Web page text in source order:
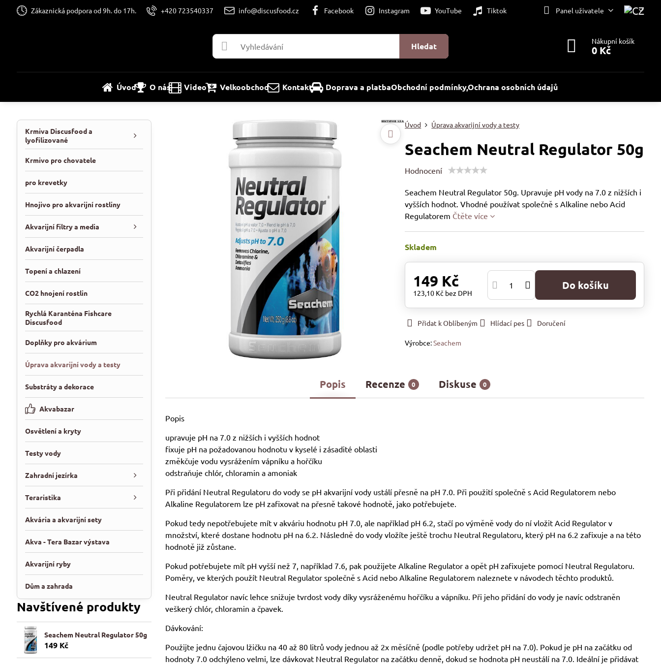
Zákaznická podpora od 9h. do 17h. +420 723540337 info@discusfood.cz Facebook Instagram YouTube Tiktok Panel uživatele
Hledat Nákupní košík
0 Kč
Úvod O nás Video Velkoobchod Kontakt Doprava a platbaObchodní podmínky,Ochrana osobních údajů
Úvod Úprava akvarijní vody a testy
Seachem Neutral Regulator 50g
Hodnocení
Seachem Neutral Regulator 50g. Upravuje pH vody na 7.0 z nižších i
vyšších hodnot. Vhodné používat společně s Alkaline nebo Acid
Regulatorem Čtěte více
Skladem
149 Kč
123,10 Kč bez DPH
Do košíku
Přidat k Oblíbeným Hlídací pes Doručení
Výrobce:Seachem
Popis Recenze 0 Diskuse 0
Popis
upravuje pH na 7.0 z nižších i vyšších hodnot
fixuje pH na požadovanou hodnotu v kyselé i zásadité oblasti
změkčuje vodu vysrážením vápníku a hořčíku
odstraňuje chlór, chloramin a amoniak
Při přidání Neutral Regulatoru do vody se pH akvarijní vody ustálí přesně na pH 7.0. Při použití společně s Acid Regulatorem nebo
Alkaline Regulatorem lze pH zafixovat na přesně takové hodnotě, jako potřebujete.
Pokud tedy nepotřebujete mít v akváriu hodnotu pH 7.0, ale například pH 6.2, stačí po výměně vody do ní vložit Acid Regulator v
množství, které dostane hodnotu pH na 6.2. Následně do vody vložíte ještě trochu Neutral Regulatoru, který pH na 6.2 zafixuje a na této
hodnotě již zůstane.
Pokud potřebujete mít pH vyšší než 7, například 7.6, pak použijete Alkaline Regulator a opět pH zafixujete pomocí Neutral Regulatoru.
Poměry, ve kterých použít Neutral Regulator společně s Acid nebo Alkaline Regulatorem naleznete v návodech těchto produktů.
Neutral Regulator navíc lehce snižuje tvrdost vody díky vysráženému hořčíku a vápníku. Při jeho přidání do vody je navíc odstraněn
veškerý chlór, chloramin a čpavek.
Dávkování:
Použijte jednu čajovou lžičku na 40 až 80 litrů vody jednou až 2x měsíčně (podle potřeby udržet pH na 7.0). Pokud je pH na začátku od
hodnoty 7.0 odchýleno velmi, lze dávkovat Neutral Regulator na začátku denně, dokud se hodnota pH neustálí na 7.0. Ideální je přidávat
Krmiva Discusfood a
lyofilizované
Krmivo pro chovatele
pro krevetky
Hnojivo pro akvarijní rostliny
Akvarijní filtry a media
Akvarijní čerpadla
Topení a chlazení
CO2 hnojení rostlin
Rychlá Karanténa Fishcare
Discusfood
Doplňky pro akvárium
Úprava akvarijní vody a testy
Substráty a dekorace
Akvabazar
Osvětlení a kryty
Testy vody
Zahradní jezírka
Teraristika
Akvária a akvarijní sety
Akva - Tera Bazar výstava
Akvarijní ryby
Dům a zahrada
Navštívené produkty
Seachem Neutral Regulator 50g
149 Kč